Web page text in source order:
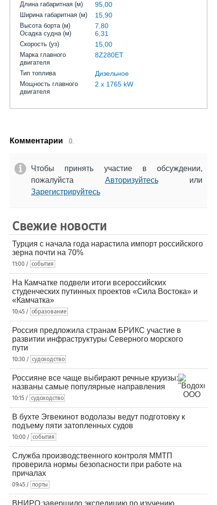
Длина габаритная (м) 95,00
Ширина габаритная (м) 15,90
Высота борта (м) 7,80
Осадка судна (м) 6,31
Скорость (уз) 15,00
Марка главного
двигателя
8Z280ET
Тип топлива Дизельное
Мощность главного
двигателя
2 x 1765 kW
Комментарии 0.
Чтобы принять участие в обсуждении,
пожалуйста Авторизуйтесьили
Зарегистрируйтесь
Свежие новости
Турция с начала года нарастила импорт российского
зерна почти на 70%
11:00 / события
На Камчатке подвели итоги всероссийских
студенческих путинных проектов «Сила Востока» и
«Камчатка»
10:45 / образование
Россия предложила странам БРИКС участие в
развитии инфраструктуры Северного морского
пути
10:30 / судоходство
Россияне все чаще выбирают речные круизы:
названы самые популярные направления
10:15 / судоходство
В бухте Эгвекинот водолазы ведут подготовку к
подъему пяти затопленных судов
10:00 / события
Служба производственного контроля ММТП
проверила нормы безопасности при работе на
причалах
09:45 / порты
ВНИРО завершило экспедицию по изучению